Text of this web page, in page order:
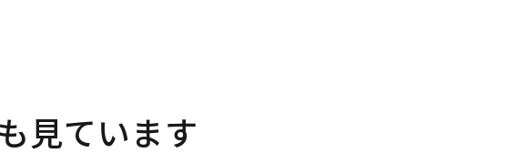
見ています